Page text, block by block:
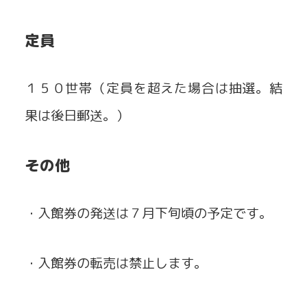
定員
１５０世帯（定員を超えた場合は抽選。結
果は後日郵送。）
その他
・入館券の発送は７月下旬頃の予定です。
・入館券の転売は禁止します。